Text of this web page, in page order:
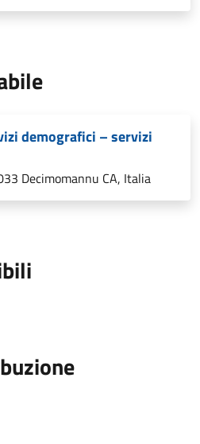
demografici – servizi
Decimomannu CA, Italia